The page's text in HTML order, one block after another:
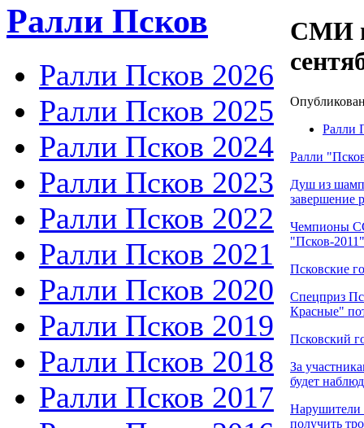
Ралли Псков
Ралли Псков 2026
Ралли Псков 2025
Ралли Псков 2024
Ралли Псков 2023
Ралли Псков 2022
Ралли Псков 2021
Ралли Псков 2020
Ралли Псков 2019
Ралли Псков 2018
Ралли Псков 2017
СМИ
Ралли
Ралли
Душ из
завершение
Чемпионы
"Псков-2011"
Псковские
Спецприз
Красные"
Псковский
За
будет
Нарушители
получить